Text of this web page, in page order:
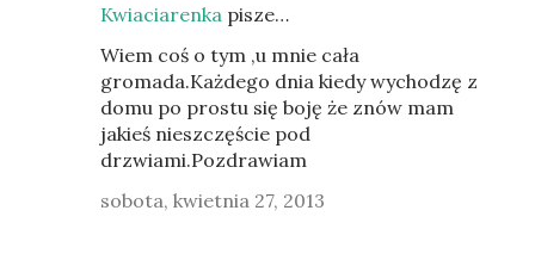
Kwiaciarenka pisze…
Wiem coś o tym ,u mnie cała
gromada.Każdego dnia kiedy wychodzę z
domu po prostu się boję że znów mam
jakieś nieszczęście pod
drzwiami.Pozdrawiam
sobota, kwietnia 27, 2013